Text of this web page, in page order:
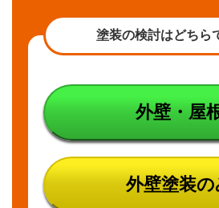
き工
事そ
時間
を守
らな
解決
塗装の検討はどちら
外壁・屋
外壁塗装の